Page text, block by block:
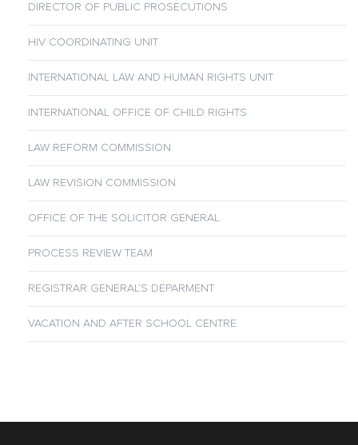
DIRECTOR OF PUBLIC PROSECUTIONS
HIV COORDINATING UNIT
INTERNATIONAL LAW AND HUMAN RIGHTS UNIT
INTERNATIONAL OFFICE OF CHILD RIGHTS
LAW REFORM COMMISSION
LAW REVISION COMMISSION
OFFICE OF THE SOLICITOR GENERAL
PROCESS REVIEW TEAM
REGISTRAR GENERAL’S DEPARMENT
VACATION AND AFTER SCHOOL CENTRE